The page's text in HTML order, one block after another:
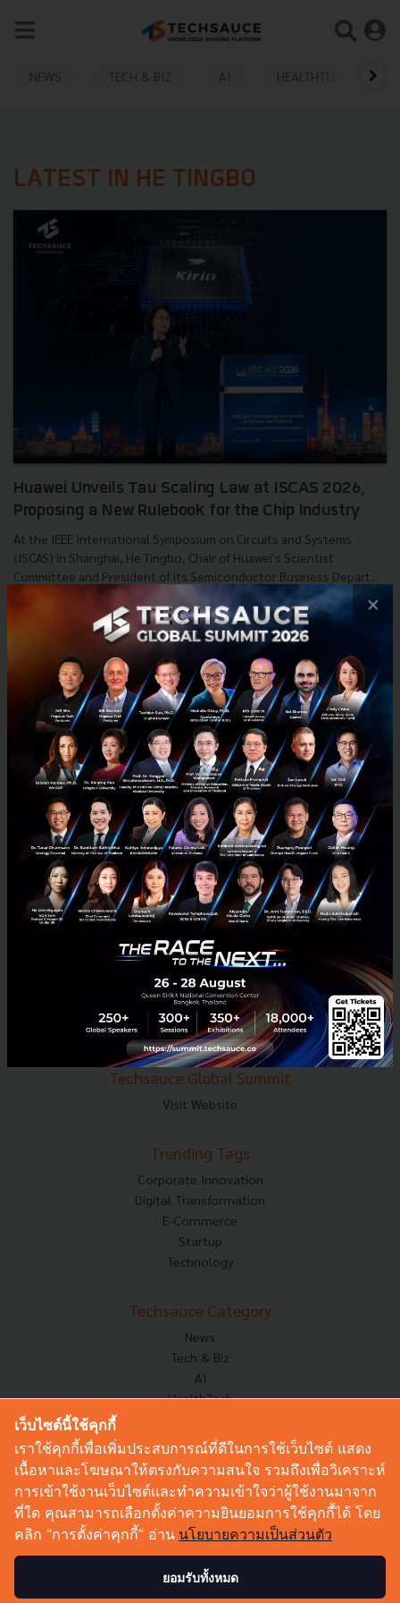
NEWS TECH & BIZ AI HEALTHTECH
LATEST IN HE TINGBO
Huawei Unveils Tau Scaling Law at ISCAS 2026,
Proposing a New Rulebook for the Chip Industry
At the IEEE International Symposium on Circuits and Systems
(ISCAS) in Shanghai, He Tingbo, Chair of Huawei's Scientist
Committee and President of its Semiconductor Business Depart...
Techsauce Team
huawei He Tingbo
E-mail :contact@techsauce.co
Tel : 02-001-5375
Mobile : 06-4658-9500
Techsauce Media
About Techsauce
Techsauce Services
Privacy Policy
ส่งบทความ
Techsauce Global Summit
Visit Website
Trending Tags
Corporate Innovation
Digital Transformation
E-Commerce
Startup
Technology
Techsauce Category
News
Tech & Biz
AI
HealthTech
Corp Innov
Saucy Thoughts
Sustainable
Videos
Podcast
×
เว็บไซต์นี้ใช้คุกกี้
เราใช้คุกกี้เพื่อเพิ่มประสบการณ์ที่ดีในการใช้เว็บไซต์ แสดง
เนื้อหาและโฆษณาให้ตรงกับความสนใจ รวมถึงเพื่อวิเคราะห์
การเข้าใช้งานเว็บไซต์และทำความเข้าใจว่าผู้ใช้งานมาจาก
ที่ใด คุณสามารถเลือกตั้งค่าความยินยอมการใช้คุกกี้ได้ โดย
คลิก “การตั้งค่าคุกกี้” อ่าน นโยบายความเป็นส่วนตัว
ยอมรับทั้งหมด